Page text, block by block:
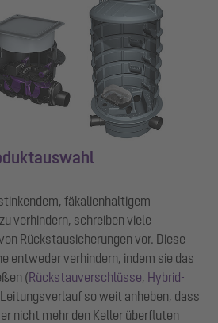
fäkalienhaltigem
verhindern, schreiben viele
Rückstausicherungen vor. Diese
entweder verhindern, indem sie das
(Rückstauverschlüsse, Hybrid-
so weit anheben, dass
nicht mehr den Keller überfluten